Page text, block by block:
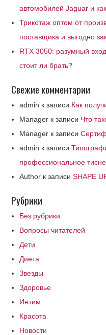
автомобилей Jaguar и
Трикотаж оптом от
поставщика и выгодно
RTX 3050: разумный
стоит ли брать?
Свежие комментарии
admin к записи Как
Manager к записи Что
Manager к записи
admin к записи
профессиональное
Author к записиSHAPE
Рубрики
Без рубрики
Вопросы читателей
Дети
Диета
Звезды
Здоровье
Интим
Красота
Новости